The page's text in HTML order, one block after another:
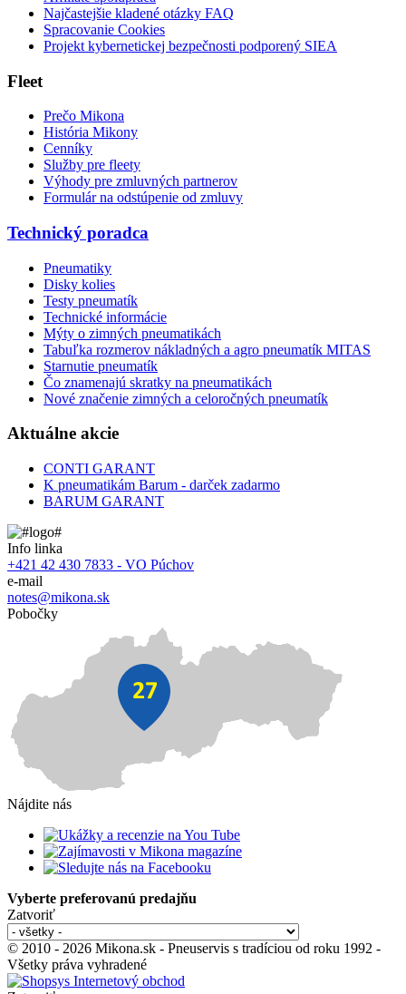
Najčastejšie kladené otázky FAQ
Spracovanie Cookies
Projekt kybernetickej bezpečnosti podporený SIEA
Fleet
Prečo Mikona
História Mikony
Cenníky
Služby pre fleety
Výhody pre zmluvných partnerov
Formulár na odstúpenie od zmluvy
Technický poradca
Pneumatiky
Disky kolies
Testy pneumatík
Technické informácie
Mýty o zimných pneumatikách
Tabuľka rozmerov nákladných a agro pneumatík MITAS
Starnutie pneumatík
Čo znamenajú skratky na pneumatikách
Nové značenie zimných a celoročných pneumatík
Aktuálne akcie
CONTI GARANT
K pneumatikám Barum - darček zadarmo
BARUM GARANT
Info linka
+421 42 430 7833 - VO Púchov
e-mail
notes@mikona.sk
Pobočky
Nájdite nás
Vyberte preferovanú predajňu
Zatvoriť
© 2010 - 2026 Mikona.sk - Pneuservis s tradíciou od roku 1992 -
Všetky práva vyhradené